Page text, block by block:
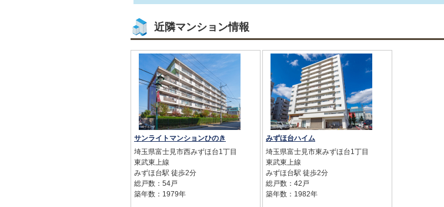
近隣マンション情報
サンライトマンションひのき
埼玉県富士見市西みずほ台1丁目
東武東上線
みずほ台駅 徒歩2分
総戸数：54戸
築年数：1979年
みずほ台ハイム
埼玉県富士見市東みずほ台1丁目
東武東上線
みずほ台駅 徒歩2分
総戸数：42戸
築年数：1982年